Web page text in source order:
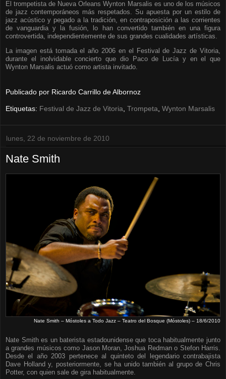
El trompetista de Nueva Orleans Wynton Marsalis es uno de los músicos
de jazz contemporáneos más respetados. Su apuesta por un estilo de
jazz acústico y pegado a la tradición, en contraposición a las corrientes
de vanguardia y la fusión, lo han convertido también en una figura
controvertida, independientemente de sus grandes cualidades artísticas.
La imagen está tomada el año 2006 en el Festival de Jazz de Vitoria,
durante el inolvidable concierto que dio Paco de Lucía y en el que
Wynton Marsalis actuó como artista invitado.
Publicado por Ricardo Carrillo de Albornoz
Etiquetas: Festival de Jazz de Vitoria Trompeta Wynton Marsalis
lunes, 22 de noviembre de 2010
Nate Smith
Nate Smith – Móstoles a Todo Jazz – Teatro del Bosque (Móstoles) – 18/6/2010
Nate Smith es un baterista estadounidense que toca habitualmente junto
a grandes músicos como Jason Moran, Joshua Redman o Stefon Harris.
Desde el año 2003 pertenece al quinteto del legendario contrabajista
Dave Holland y, posteriormente, se ha unido también al grupo de Chris
Potter, con quien sale de gira habitualmente.